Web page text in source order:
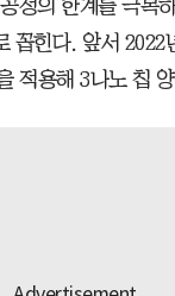
정의 한계를 극복
꼽힌다. 앞서 2022
적용해 3나노 칩